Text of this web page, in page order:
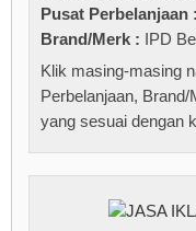
Pusat Perbelanjaan :
Brand/Merk : IPD
Klik masing-masing
Perbelanjaan,
yang sesuai dengan